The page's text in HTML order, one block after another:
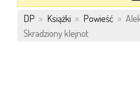
DP » Książki » Powieść »
Skradziony klejnot